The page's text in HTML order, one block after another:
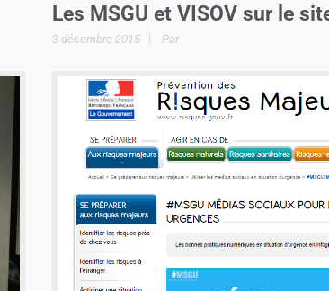
Les MSGU et VISOV sur le
3 décembre 2015 Par